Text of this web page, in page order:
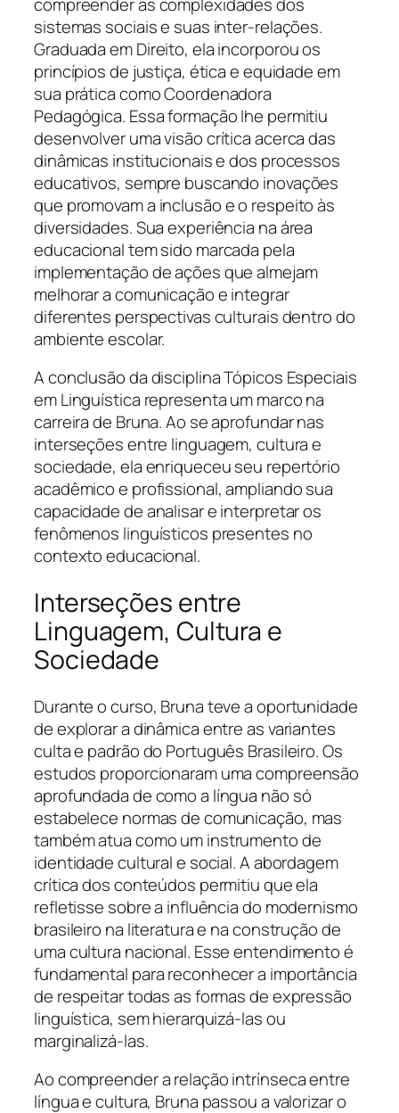
sistemas sociais e suas inter-relações.
Graduada em Direito, ela incorporou os
princípios de justiça, ética e equidade em
sua prática como Coordenadora
Pedagógica. Essa formação lhe permitiu
desenvolver uma visão crítica acerca das
dinâmicas institucionais e dos processos
educativos, sempre buscando inovações
que promovam a inclusão e o respeito às
diversidades. Sua experiência na área
educacional tem sido marcada pela
implementação de ações que almejam
melhorar a comunicação e integrar
diferentes perspectivas culturais dentro do
ambiente escolar.
A conclusão da disciplina Tópicos Especiais
em Linguística representa um marco na
carreira de Bruna. Ao se aprofundar nas
interseções entre linguagem, cultura e
sociedade, ela enriqueceu seu repertório
acadêmico e profissional, ampliando sua
capacidade de analisar e interpretar os
fenômenos linguísticos presentes no
contexto educacional.
Interseções entre
Linguagem, Cultura e
Sociedade
Durante o curso, Bruna teve a oportunidade
de explorar a dinâmica entre as variantes
culta e padrão do Português Brasileiro. Os
estudos proporcionaram uma compreensão
aprofundada de como a língua não só
estabelece normas de comunicação, mas
também atua como um instrumento de
identidade cultural e social. A abordagem
crítica dos conteúdos permitiu que ela
refletisse sobre a influência do modernismo
brasileiro na literatura e na construção de
uma cultura nacional. Esse entendimento é
fundamental para reconhecer a importância
de respeitar todas as formas de expressão
linguística, sem hierarquizá-las ou
marginalizá-las.
Ao compreender a relação intrínseca entre
língua e cultura, Bruna passou a valorizar o